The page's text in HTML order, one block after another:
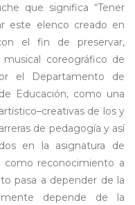
que significa “Tener
este elenco creado en
el fin de preservar,
coreográfico de
el Departamento de
Educación, como una
de los y
de pedagogía y así
en la asignatura de
como reconocimiento a
pasa a depender de la
depende de la